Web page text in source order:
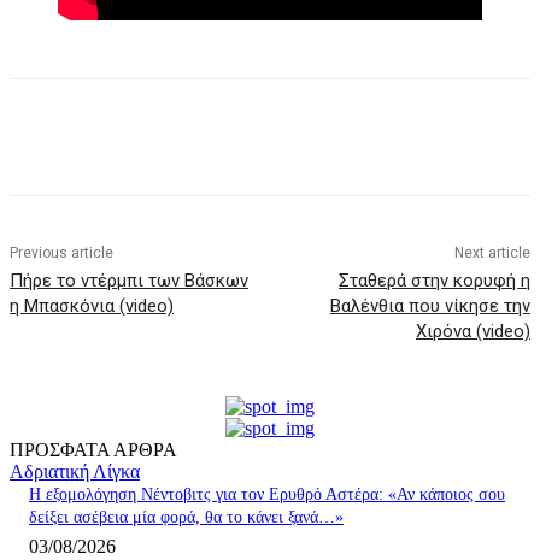
Previous article
Πήρε το ντέρμπι των Βάσκων
η Μπασκόνια (video)
Next article
Σταθερά στην κορυφή η
Βαλένθια που νίκησε την
Χιρόνα (video)
ΠΡΟΣΦΑΤΑ ΑΡΘΡΑ
Αδριατική Λίγκα
Η εξομολόγηση Νέντοβιτς για τον Ερυθρό Αστέρα: «Αν κάποιος σου
δείξει ασέβεια μία φορά, θα το κάνει ξανά…»
03/08/2026